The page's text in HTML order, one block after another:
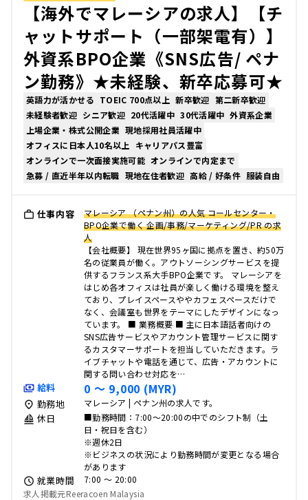
【海外でマレーシアの求人】【チ
ャットサポート（一部架電有）】
外資系BPO企業《SNS広告/ ペナ
ン勤務》★未経験、新卒応募可★
英語力が活かせる TOEIC 700点以上 新卒歓迎 第二新卒歓迎
未経験者歓迎 シニア歓迎 20代活躍中 30代活躍中 外資系企業
上場企業・株式公開企業 現地採用社員活躍中
オフィスに日本人10名以上
キャリアパス豊富
オンラインで一次面接実施可能 オンラインで内定まで
急募 / 直近半年以内転職 現地在住者歓迎 高給 / 好条件 服装自由
仕事内容
マレーシア （ペナン州）の人気 コールセンター・
BPO企業で働く 企画/事務/マーケティング/PR の求
人
【会社概要】 現在世界95ヶ国に拠点を置き、約50万
名の従業員が働く。アウトソーシングサービスを提
供するフランス系大手BPO企業です。 マレーシアを
はじめ各オフィスは社員が楽しく働ける環境を整え
ており、プレイスペースややカフェスペースだけで
なく、会議室も世界をテーマにしたデザインになっ
ています。 ■ 業務概要 ■ 主に日本語話者向けの
SNS広告サービスやアカウント管理サービスに関す
るカスタマーサポートを担当していただきます。ラ
イブチャットや電話を通じて、広告・アカウントに
関する問い合わせ対応を…
給料 0 〜 9,000 (MYR)
勤務地 マレーシア | ペナン州の求人です。
休日
■勤務時間：7:00～20:00の中でのシフト制（土
日・祝日を含む）
※週休2日
※ビジネスの状況により勤務時間が変更となる場合
があります
就業時間
7:00 〜 20:00
求人掲載元Reeracoen Malaysia